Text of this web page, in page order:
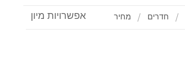
אפשרויות מיון מחיר חדרים